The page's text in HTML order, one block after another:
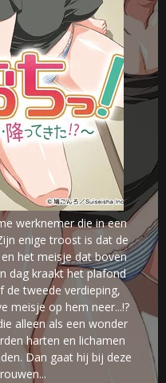
werknemer die in een
enige troost is dat de
het meisje dat boven
dag kraakt het plafond
de tweede verdieping,
meisje op hem neer...!?
alleen als een wonder
harten en lichamen
Dan gaat hij bij deze